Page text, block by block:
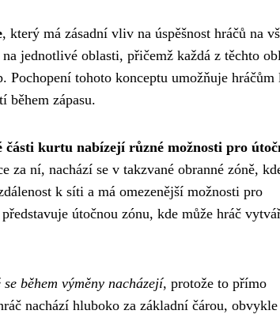
, který má zásadní vliv na úspěšnost hráčů na
jednotlivé oblasti, přičemž každá z těchto
tohoto konceptu umožňuje hráčům
během zápasu.
části kurtu nabízejí různé možnosti pro
ní, nachází se v takzvané obranné zóně,
k síti a má omezenější možnosti pro
útočnou zónu, kde může hráč
během výměny nacházejí, protože to přímo
nachází hluboko za základní čárou,